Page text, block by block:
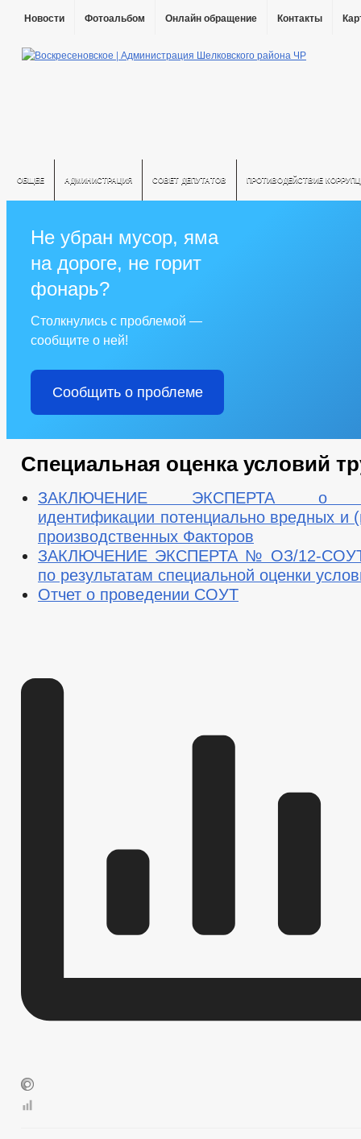
Новости Фотоальбом Онлайн обращение Контакты
ОБЩЕЕ АДМИНИСТРАЦИЯ СОВЕТ ДЕПУТАТОВ ПРОТИВОДЕЙСТВИЕ
Не убран мусор, яма
на дороге, не горит
фонарь?
Столкнулись с проблемой —
сообщите о ней!
Сообщить о проблеме
Специальная оценка условий
ЗАКЛЮЧЕНИЕ ЭКСПЕРТА о
идентификации потенциально вредных и
производственных Факторов
ЗАКЛЮЧЕНИЕ ЭКСПЕРТА № ОЗ/12-
по результатам специальной оценки
Отчет о проведении СОУТ